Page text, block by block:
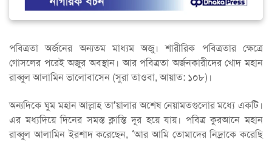
পবিত্রতা অর্জনের অন্যতম মাধ্যম অজু। শারীরিক পবিত্রতার ক্ষেত্রে
গোসলের পরেই অজুর অবস্থান। আর পবিত্রতা অর্জনকারীদের খোদ মহান
রাব্বুল আলামিন ভালোবাসেন (সুরা তাওবা, আয়াত: ১০৮)।
অন্যদিকে ঘুম মহান আল্লাহ তা’য়ালার অশেষ নেয়ামতগুলোর মধ্যে একটি।
এর মধ্যদিয়ে দিনের সমস্ত ক্লান্তি দূর হয়ে যায়। পবিত্র কুরআনে মহান
রাব্বুল আলামিন ইরশাদ করেছেন, ‘আর আমি তোমাদের নিদ্রাকে করেছি